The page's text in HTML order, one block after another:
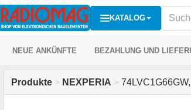
KATALOG
NEUE ANKÜNFTE BEZAHLUNG UND
Produkte > NEXPERIA >